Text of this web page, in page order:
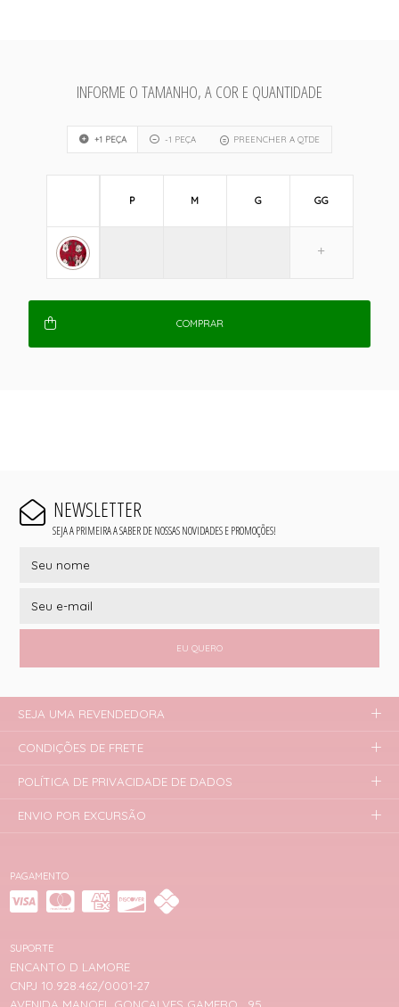
INFORME O TAMANHO, A COR E QUANTIDADE
+1 PEÇA -1 PEÇA PREENCHER A QTDE
P M G GG
COMPRAR
NEWSLETTER
SEJA A PRIMEIRA A SABER DE NOSSAS NOVIDADES E PROMOÇÕES!
EU QUERO
PAGAMENTO
SUPORTE
ENCANTO D LAMORE
CNPJ 10.928.462/0001-27
SEJA UMA REVENDEDORA
CONDIÇÕES DE FRETE
POLÍTICA DE PRIVACIDADE DE DADOS
ENVIO POR EXCURSÃO